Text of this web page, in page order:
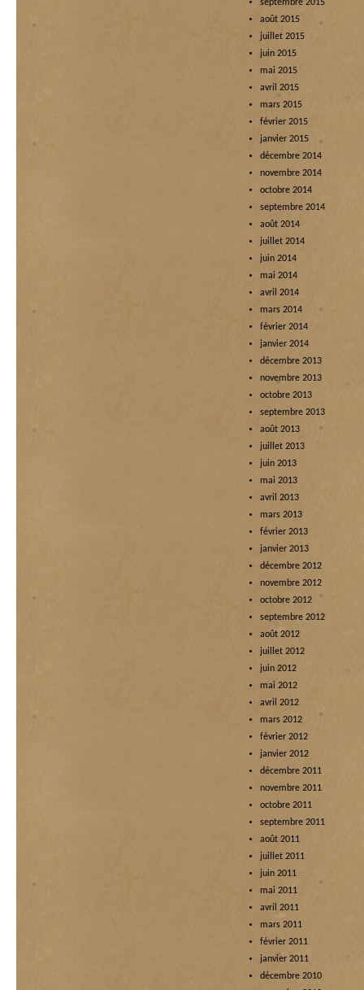
septembre 2015
août 2015
juillet 2015
juin 2015
mai 2015
avril 2015
mars 2015
février 2015
janvier 2015
décembre 2014
novembre 2014
octobre 2014
septembre 2014
août 2014
juillet 2014
juin 2014
mai 2014
avril 2014
mars 2014
février 2014
janvier 2014
décembre 2013
novembre 2013
octobre 2013
septembre 2013
août 2013
juillet 2013
juin 2013
mai 2013
avril 2013
mars 2013
février 2013
janvier 2013
décembre 2012
novembre 2012
octobre 2012
septembre 2012
août 2012
juillet 2012
juin 2012
mai 2012
avril 2012
mars 2012
février 2012
janvier 2012
décembre 2011
novembre 2011
octobre 2011
septembre 2011
août 2011
juillet 2011
juin 2011
mai 2011
avril 2011
mars 2011
février 2011
janvier 2011
décembre 2010